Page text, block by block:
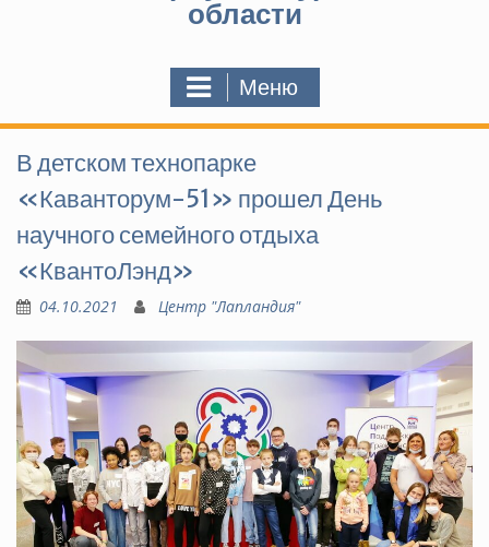
области
Меню
В детском технопарке
«Каванторум-51» прошел День
научного семейного отдыха
«КвантоЛэнд»
04.10.2021 Центр "Лапландия"